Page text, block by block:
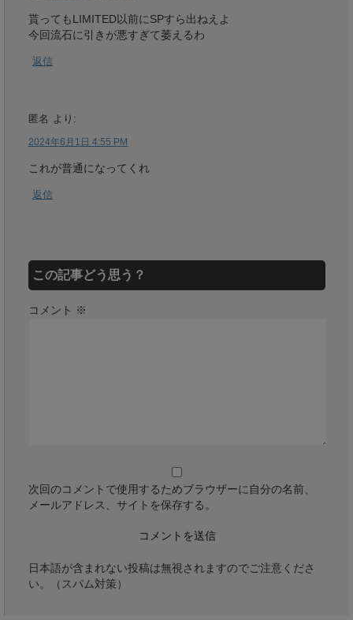
貰ってもLIMITED以前にSPすら出ねえよ
今回流石に引きが悪すぎて萎えるわ
返信
匿名 より:
2024年6月1日 4:55 PM
これが普通になってくれ
返信
この記事どう思う？
コメント ※
次回のコメントで使用するためブラウザーに自分の名前、
メールアドレス、サイトを保存する。
日本語が含まれない投稿は無視されますのでご注意くださ
い。（スパム対策）